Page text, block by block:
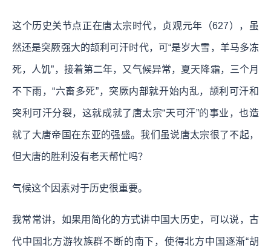
这个历史关节点正在唐太宗时代，贞观元年（627），虽
然还是突厥强大的颉利可汗时代，可“是岁大雪，羊马多冻
死，人饥”，接着第二年，又气候异常，夏天降霜，三个月
不下雨，“六畜多死”，突厥内部就开始内乱，颉利可汗和
突利可汗分裂，这就成就了唐太宗“天可汗”的事业，也造
就了大唐帝国在东亚的强盛。我们虽说唐太宗很了不起，
但大唐的胜利没有老天帮忙吗？
气候这个因素对于历史很重要。
我常常讲，如果用简化的方式讲中国大历史，可以说，古
代中国北方游牧族群不断的南下，使得北方中国逐渐“胡